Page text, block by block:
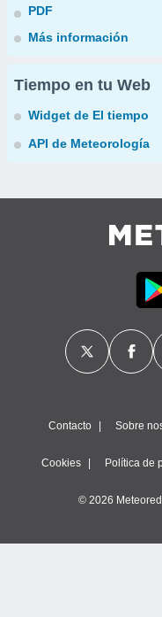
PDF
Más información
Tiempo en tu Web
Widget de El tiempo
API de Meteorología
Contacto Sobre
Cookies Política de
© 2026